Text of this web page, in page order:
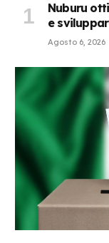
Nuburu
e
Agosto 6, 2026